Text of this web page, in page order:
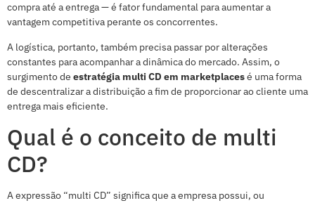
compra até a entrega — é fator fundamental para aumentar a
vantagem competitiva perante os concorrentes.
A logística, portanto, também precisa passar por alterações
constantes para acompanhar a dinâmica do mercado. Assim, o
surgimento de estratégia multi CD em marketplacesé uma forma
de descentralizar a distribuição a fim de proporcionar ao cliente uma
entrega mais eficiente.
Qual é o conceito de multi
CD?
A expressão “multi CD” significa que a empresa possui, ou